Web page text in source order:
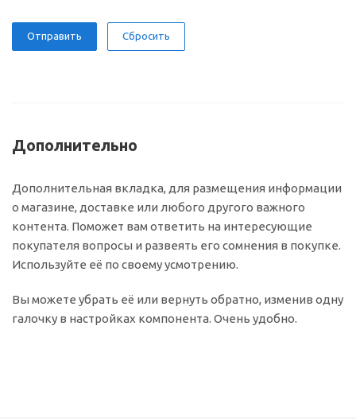
Сбросить
Дополнительно
Дополнительная вкладка, для размещения информации
о магазине, доставке или любого другого важного
контента. Поможет вам ответить на интересующие
покупателя вопросы и развеять его сомнения в покупке.
Используйте её по своему усмотрению.
Вы можете убрать её или вернуть обратно, изменив одну
галочку в настройках компонента. Очень удобно.